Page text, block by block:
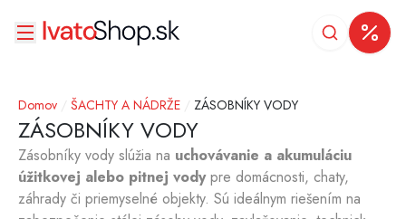
Domov ŠACHTY A NÁDRŽE ZÁSOBNÍKY VODY
ZÁSOBNÍKY VODY
Zásobníky vody slúžia na uchovávanie a akumuláciu
úžitkovej alebo pitnej vodypre domácnosti, chaty,
záhrady či priemyselné objekty. Sú ideálnym riešením na